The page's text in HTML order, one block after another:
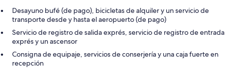
Desayuno bufé (de pago), bicicletas de alquiler y un servicio de
transporte desde y hasta el aeropuerto (de pago)
Servicio de registro de salida exprés, servicio de registro de entrada
exprés y un ascensor
Consigna de equipaje, servicios de conserjería y una caja fuerte en
recepción